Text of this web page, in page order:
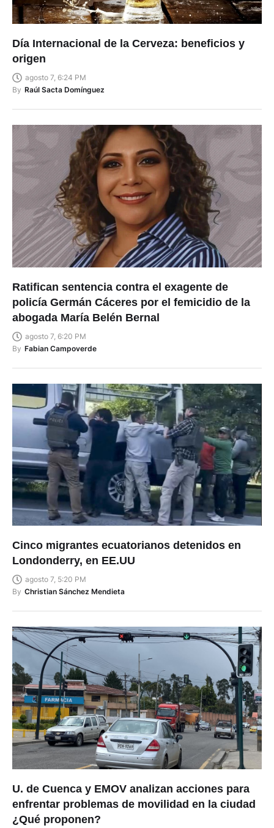
Día Internacional de la Cerveza: beneficios y
origen
agosto 7, 6:24 PM
By
Raúl Sacta Domínguez
Ratifican sentencia contra el exagente de
policía Germán Cáceres por el femicidio de la
abogada María Belén Bernal
agosto 7, 6:20 PM
By
Fabian Campoverde
Cinco migrantes ecuatorianos detenidos en
Londonderry, en EE.UU
agosto 7, 5:20 PM
By
Christian Sánchez Mendieta
U. de Cuenca y EMOV analizan acciones para
enfrentar problemas de movilidad en la ciudad
¿Qué proponen?
agosto 7, 5:18 PM